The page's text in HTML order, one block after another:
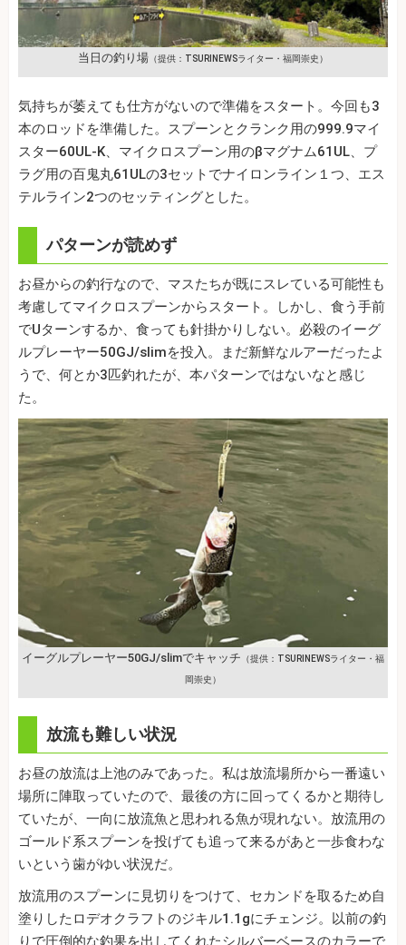
当日の釣り場 （提供：TSURINEWSライター・福岡崇史）
気持ちが萎えても仕方がないので準備をスタート。今回も3
本のロッドを準備した。スプーンとクランク用の999.9マイ
スター60UL‐K、マイクロスプーン用のβマグナム61UL、プ
ラグ用の百鬼丸61ULの3セットでナイロンライン１つ、エス
テルライン2つのセッティングとした。
パターンが読めず
お昼からの釣行なので、マスたちが既にスレている可能性も
考慮してマイクロスプーンからスタート。しかし、食う手前
でUターンするか、食っても針掛かりしない。必殺のイーグ
ルプレーヤー50GJ/slimを投入。まだ新鮮なルアーだったよ
うで、何とか3匹釣れたが、本パターンではないなと感じ
た。
イーグルプレーヤー50GJ/slimでキャッチ （提供：TSURINEWSライター・福
岡崇史）
放流も難しい状況
お昼の放流は上池のみであった。私は放流場所から一番遠い
場所に陣取っていたので、最後の方に回ってくるかと期待し
ていたが、一向に放流魚と思われる魚が現れない。放流用の
ゴールド系スプーンを投げても追って来るがあと一歩食わな
いという歯がゆい状況だ。
放流用のスプーンに見切りをつけて、セカンドを取るため自
塗りしたロデオクラフトのジキル1.1gにチェンジ。以前の釣
りで圧倒的な釣果を出してくれたシルバーベースのカラーで